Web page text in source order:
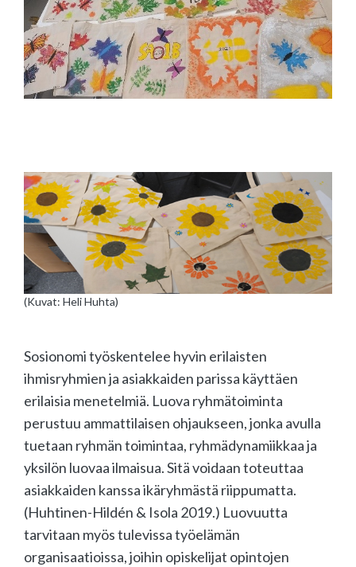
(Kuvat: Heli Huhta)
Sosionomi työskentelee hyvin erilaisten
ihmisryhmien ja asiakkaiden parissa käyttäen
erilaisia menetelmiä. Luova ryhmätoiminta
perustuu ammattilaisen ohjaukseen, jonka avulla
tuetaan ryhmän toimintaa, ryhmädynamiikkaa ja
yksilön luovaa ilmaisua. Sitä voidaan toteuttaa
asiakkaiden kanssa ikäryhmästä riippumatta.
(Huhtinen-Hildén & Isola 2019.) Luovuutta
tarvitaan myös tulevissa työelämän
organisaatioissa, joihin opiskelijat opintojen